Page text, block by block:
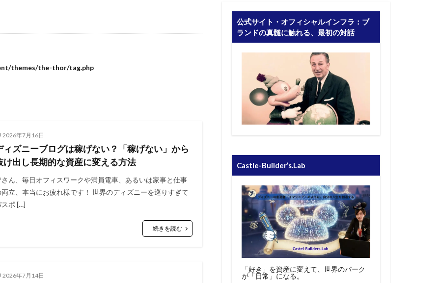
themes/the-thor/tag.php
2026年7月16日
ィズニーブログは稼げない？「稼げない」から
け出し長期的な資産に変える方法
さん、毎日オフィスワークや満員電車、あるいは家事と仕事
両立、本当にお疲れ様です！ 世界のディズニーを巡りすぎて
スポ […]
続きを読む
2026年7月14日
公式サイト・オフィシャルインフラ：ブ
ランドの真髄に触れる、最初の対話
Castle-Builder’s.Lab
「好き」を資産に変えて、世界のパーク
が「日常」になる。